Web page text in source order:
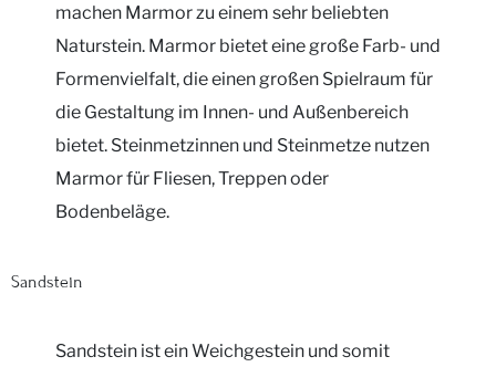
machen Marmor zu einem sehr beliebten
Naturstein. Marmor bietet eine große Farb- und
Formenvielfalt, die einen großen Spielraum für
die Gestaltung im Innen- und Außenbereich
bietet. Steinmetzinnen und Steinmetze nutzen
Marmor für Fliesen, Treppen oder
Bodenbeläge.
Sandstein
Sandstein ist ein Weichgestein und somit